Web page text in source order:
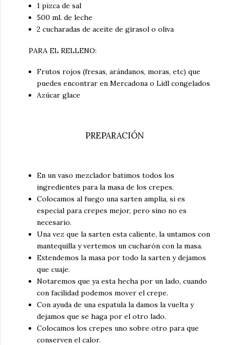
1 pizca de sal
500 ml. de leche
2 cucharadas de aceite de girasol o oliva
PARA EL RELLENO:
Frutos rojos (fresas, arándanos, moras, etc) que
puedes encontrar en Mercadona o Lidl congelados
Azúcar glace
PREPARACIÓN
En un vaso mezclador batimos todos los
ingredientes para la masa de los crepes.
Colocamos al fuego una sarten amplia, si es
especial para crepes mejor, pero sino no es
necesario.
Una vez que la sarten esta caliente, la untamos con
mantequilla y vertemos un cucharón con la masa.
Extendemos la masa por todo la sarten y dejamos
que cuaje.
Notaremos que ya esta hecha por un lado, cuando
con facilidad podemos mover el crepe.
Con ayuda de una espatula la damos la vuelta y
dejamos que se haga por el otro lado.
Colocamos los crepes uno sobre otro para que
conserven el calor.